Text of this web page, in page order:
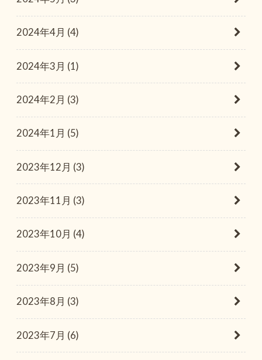
2024年4月 (4)
2024年3月 (1)
2024年2月 (3)
2024年1月 (5)
2023年12月 (3)
2023年11月 (3)
2023年10月 (4)
2023年9月 (5)
2023年8月 (3)
2023年7月 (6)